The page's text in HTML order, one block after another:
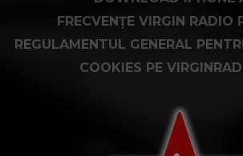
FRECVENȚE VIRGIN RADIO
REGULAMENTUL GENERAL
COOKIES PE